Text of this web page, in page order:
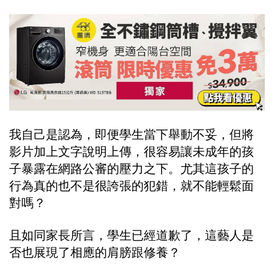
我自己是認為，即便學生當下舉動不妥，但將
影片加上文字說明上傳，很容易讓未成年的孩
子暴露在網路公審的壓力之下。尤其這孩子的
行為真的也不是很誇張的犯錯，就不能輕鬆面
對嗎？
且如同家長所言，學生已經道歉了，這藝人是
否也展現了相應的肩膀跟修養？